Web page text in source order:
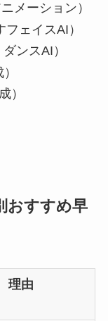
メーション）
ェイスAI）
ンスAI）
）
おすすめ早
理由